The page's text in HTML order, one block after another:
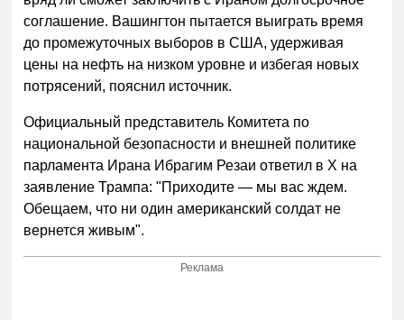
соглашение. Вашингтон пытается выиграть время
до промежуточных выборов в США, удерживая
цены на нефть на низком уровне и избегая новых
потрясений, пояснил источник.
Официальный представитель Комитета по
национальной безопасности и внешней политике
парламента Ирана Ибрагим Резаи ответил в X на
заявление Трампа: "Приходите — мы вас ждем.
Обещаем, что ни один американский солдат не
вернется живым".
Реклама